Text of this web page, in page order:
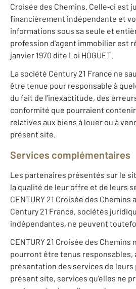
Croisée des Chemins. Celle‐ci est
financièrement indépendante et
informations sous sa seule et
profession d'agent immobilier est
janvier 1970 dite Loi HOGUET.
La société Century 21 France ne
être tenue pour responsable à
du fait de l'inexactitude, des
conformité que pourraient
relatives aux biens à louer ou à
présent site.
Services complémentaires
Les partenaires présentés sur le
la qualité de leur offre et de leurs
CENTURY 21 Croisée des Chemins
Century 21 France, sociétés
indépendantes, ne peuvent
CENTURY 21 Croisée des Chemins
pourront être tenus responsables,
présentation des services de leurs
présent site, services qu'elles ne